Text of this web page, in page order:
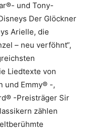
und Tony-
Der Glöckner
Arielle, die
– neu verföhnt“,
Liedtexte von
und Emmy® -,
-Preisträger Sir
zählen